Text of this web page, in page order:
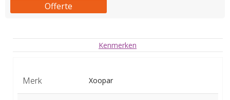
Offerte
Kenmerken
Merk Xoopar